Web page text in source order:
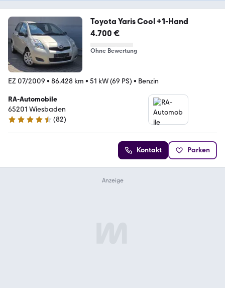
Toyota Yaris Cool +1-Hand
4.700 €
Ohne Bewertung
EZ 07/2009 • 86.428 km • 51 kW (69 PS) • Benzin
RA-Automobile
65201 Wiesbaden
4.5 Sterne
(82)
Kontakt Parken